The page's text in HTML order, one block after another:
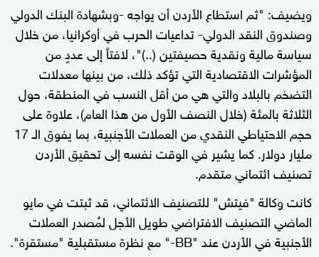
ويضيف: "ثم استطاع الأردن أن يواجه -وبشهادة البنك الدولي
وصندوق النقد الدولي- تداعيات الحرب في أوكرانيا، من خلال
سياسة مالية ونقدية حصيفتين (..)"، لافتاً إلى عددٍ من
المؤشرات الاقتصادية التي تؤكد ذلك، من بينها معدلات
التضخم بالبلاد والتي هي من أقل النسب في المنطقة، حول
الثلاثة بالمئة (خلال النصف الأول من هذا العام)، علاوة على
حجم الاحتياطي النقدي من العملات الأجنبية، بما يفوق الـ 17
مليار دولار. كما يشير في الوقت نفسه إلى تحقيق الأردن
تصنيف ائتماني متقدم.
كانت وكالة "فيتش" للتصنيف الائتماني، قد ثبتت في مايو
الماضي التصنيف الافتراضي طويل الأجل لمُصدر العملات
الأجنبية في الأردن عند "BB-" مع نظرة مستقبلية "مستقرة".